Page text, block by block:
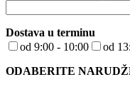
Dostava u terminu
od 9:00 - 10:00
od
ODABERITE